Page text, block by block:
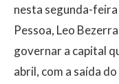
nesta segunda-
Pessoa, Leo
governar a capital
abril, com a saída